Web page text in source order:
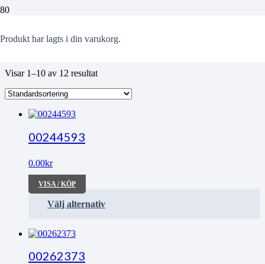
Produkt har lagts i din varukorg.
Utställning
Visar 1–10 av 12 resultat
00244593
0.00kr
VISA / KÖP
Välj alternativ
00262373